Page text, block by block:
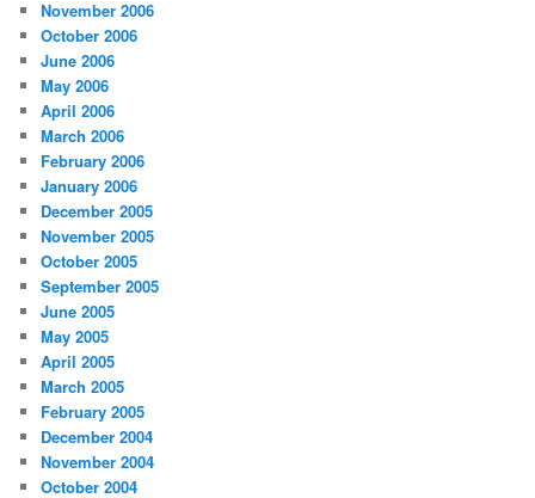
November 2006
October 2006
June 2006
May 2006
April 2006
March 2006
February 2006
January 2006
December 2005
November 2005
October 2005
September 2005
June 2005
May 2005
April 2005
March 2005
February 2005
December 2004
November 2004
October 2004